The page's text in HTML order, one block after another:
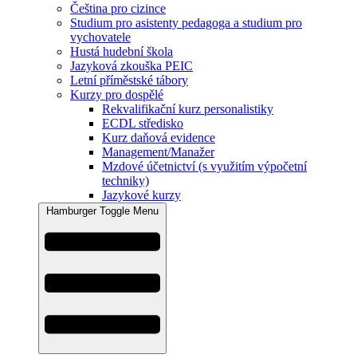
Čeština pro cizince
Studium pro asistenty pedagoga a studium pro
vychovatele
Hustá hudební škola
Jazyková zkouška PEIC
Letní příměstské tábory
Kurzy pro dospělé
Rekvalifikační kurz personalistiky
ECDL středisko
Kurz daňová evidence
Management/Manažer
Mzdové účetnictví (s využitím výpočetní
techniky)
Jazykové kurzy
Hamburger Toggle Menu